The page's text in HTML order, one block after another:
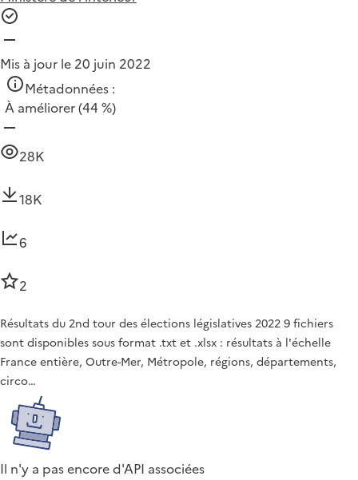
Mis à jour le 20 juin 2022
Métadonnées :
À améliorer(44 %)
28K
18K
6
2
Résultats du 2nd tour des élections législatives 2022 9 fichiers
sont disponibles sous format .txt et .xlsx : résultats à l'échelle
France entière, Outre-Mer, Métropole, régions, départements,
circo…
Il n'y a pas encore d'API associées